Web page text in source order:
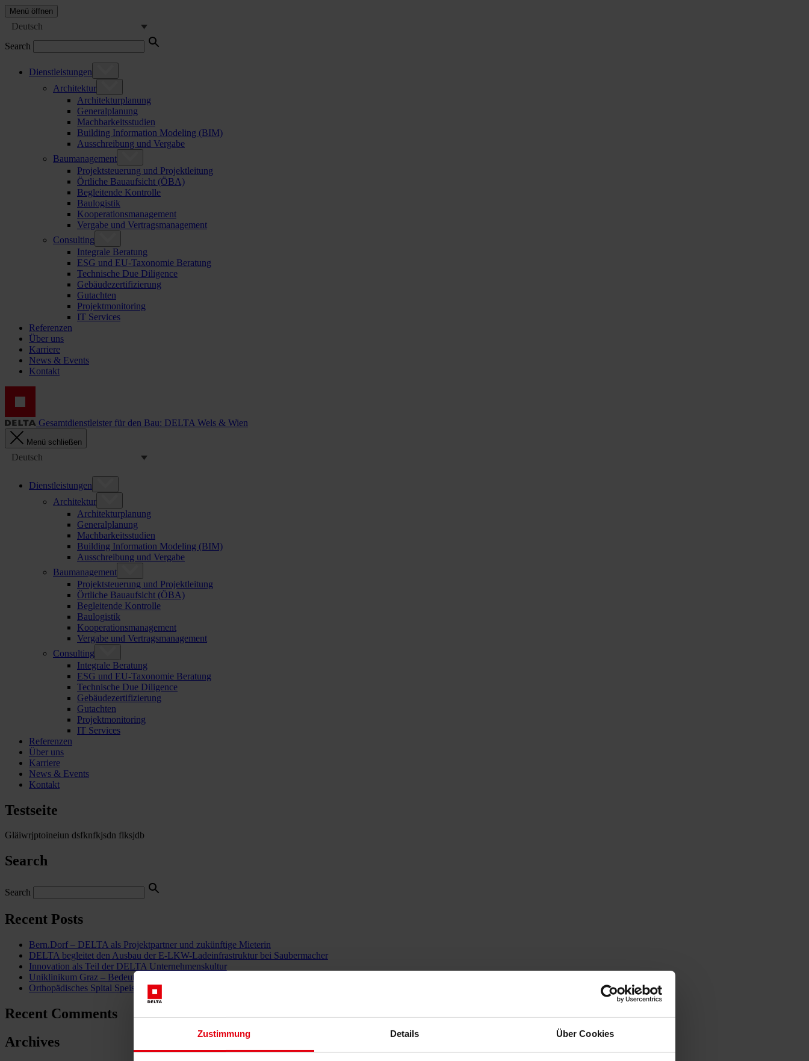
Zustimmung Details Über Cookies
Menü öffnen
Deutsch
Search
Dienstleistungen
Architektur
Architekturplanung
Generalplanung
Machbarkeitsstudien
Building Information Modeling (BIM)
Ausschreibung und Vergabe
Baumanagement
Projektsteuerung und Projektleitung
Örtliche Bauaufsicht (ÖBA)
Begleitende Kontrolle
Baulogistik
Kooperationsmanagement
Vergabe und Vertragsmanagement
Consulting
Integrale Beratung
ESG und EU-Taxonomie Beratung
Technische Due Diligence
Gebäudezertifizierung
Gutachten
Projektmonitoring
IT Services
Referenzen
Über uns
Karriere
News & Events
Kontakt
Gesamtdienstleister für den Bau: DELTA Wels & Wien
Menü schließen
Deutsch
Dienstleistungen
Architektur
Architekturplanung
Generalplanung
Machbarkeitsstudien
Building Information Modeling (BIM)
Ausschreibung und Vergabe
Baumanagement
Projektsteuerung und Projektleitung
Örtliche Bauaufsicht (ÖBA)
Begleitende Kontrolle
Baulogistik
Kooperationsmanagement
Vergabe und Vertragsmanagement
Consulting
Integrale Beratung
ESG und EU-Taxonomie Beratung
Technische Due Diligence
Gebäudezertifizierung
Gutachten
Projektmonitoring
IT Services
Referenzen
Über uns
Karriere
News & Events
Kontakt
Testseite
Gläiwrjptoineiun dsfknfkjsdn flksjdb
Search
Search
Recent Posts
Bern.Dorf – DELTA als Projektpartner und zukünftige Mieterin
DELTA begleitet den Ausbau der E-LKW-Ladeinfrastruktur bei Saubermacher
Innovation als Teil der DELTA Unternehmenskultur
Uniklinikum Graz – Bedeutender Meilenstein für die Gesundheitsversorgung in der Steiermark
Orthopädisches Spital Speising: Gesundheitsinfrastruktur im Bestand erfolgreich weiterentwickeln
Recent Comments
Archives